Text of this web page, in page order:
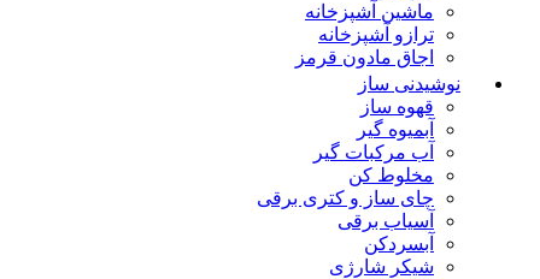
ماشین آشپزخانه
ترازو آشپزخانه
اجاق مادون قرمز
نوشیدنی ساز
قهوه ساز
آبمیوه گیر
آب مرکبات گیر
مخلوط کن
چای ساز و کتری برقی
آسیاب برقی
آبسردکن
شیکر شارژی